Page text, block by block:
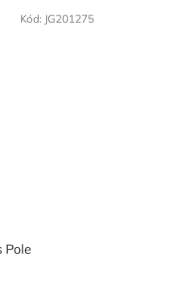
Pole
Kód: JG201275